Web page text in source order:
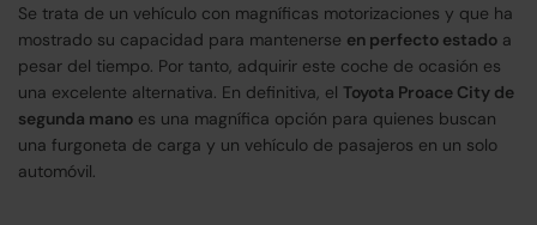
Se trata de un vehículo con magníficas motorizaciones y que ha
mostrado su capacidad para mantenerse en perfecto estado a
pesar del tiempo. Por tanto, adquirir este coche de ocasión es
una excelente alternativa. En definitiva, el Toyota Proace City de
segunda mano es una magnífica opción para quienes buscan
una furgoneta de carga y un vehículo de pasajeros en un solo
automóvil.